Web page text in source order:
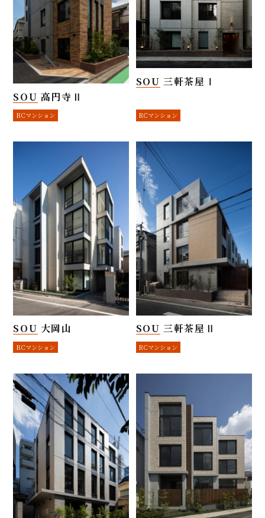
SOU 高円寺Ⅱ
RCマンション
SOU 三軒茶屋Ⅰ
RCマンション
SOU 大岡山
RCマンション
SOU 三軒茶屋Ⅱ
RCマンション